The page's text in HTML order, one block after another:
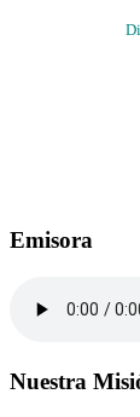
Emisora
Nuestra